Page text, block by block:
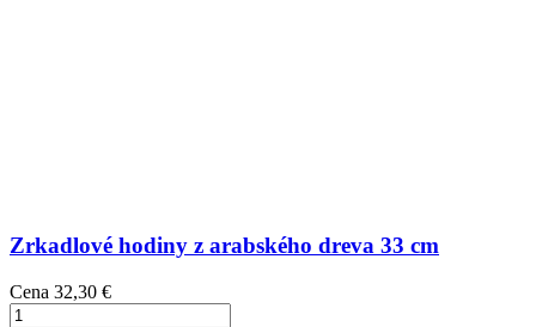
Zrkadlové hodiny z arabského dreva 33 cm
Cena 32,30 €